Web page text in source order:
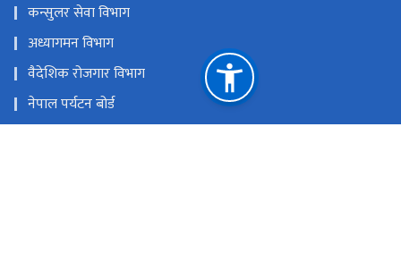
कन्सुलर सेवा विभाग
अध्यागमन विभाग
वैदेशिक रोजगार विभाग
नेपाल पर्यटन बोर्ड